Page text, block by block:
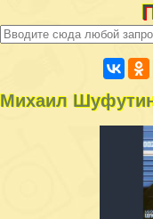
Михаил